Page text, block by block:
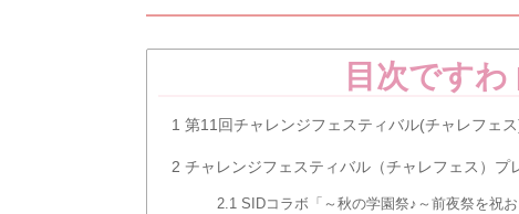
目次ですわ
1 第11回チャレンジフェスティバル(チャレフェス
2 チャレンジフェスティバル（チャレフェス）プ
2.1 SIDコラボ「～秋の学園祭♪～前夜祭を祝